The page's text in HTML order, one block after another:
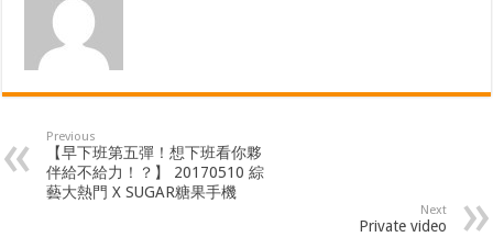
Previous
【早下班第五彈！想下班看你夥
伴給不給力！？】 20170510 綜
藝大熱門 X SUGAR糖果手機
Next
Private video